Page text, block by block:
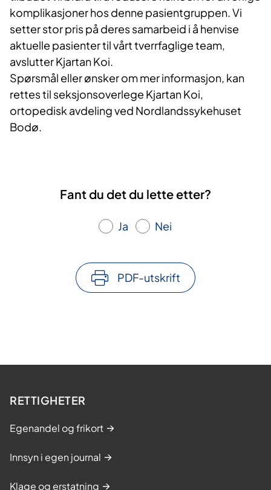
komplikasjoner hos denne pasientgruppen. Vi
setter stor pris på deres samarbeid i å henvise
aktuelle pasienter til vårt tverrfaglige team,
avslutter Kjartan Koi.
Spørsmål eller ønsker om mer informasjon, kan
rettes til seksjonsoverlege Kjartan Koi,
ortopedisk avdeling ved Nordlandssykehuset
Bodø.
Fant du det du lette etter?
Ja Nei
PDF-utskrift
RETTIGHETER
Egenandel og frikort
Innsyn i egen journal
Klage og erstatning